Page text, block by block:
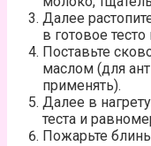
Далее
в готовое
Поставьте
маслом (для
применять).
Далее в
теста и
Пожарьте